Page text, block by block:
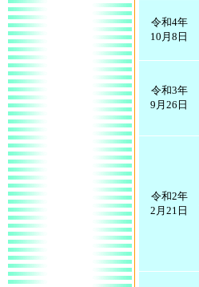
令和4年
10月8日
令和3年
9月26日
令和2年
2月21日